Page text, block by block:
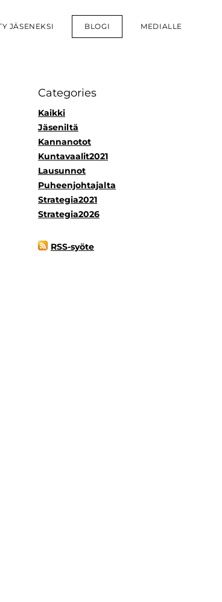
JÄSENEKSI BLOGI MEDIALLE
Categories
Kaikki
Jäseniltä
Kannanotot
Kuntavaalit2021
Lausunnot
Puheenjohtajalta
Strategia2021
Strategia2026
RSS-syöte